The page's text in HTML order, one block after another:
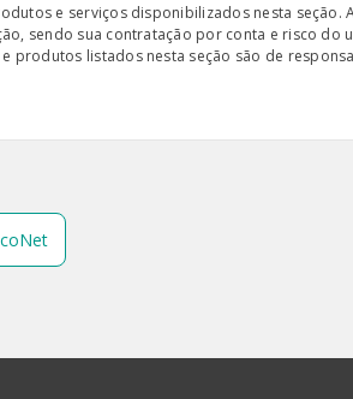
e serviços disponibilizados nesta seção.
sendo sua contratação por conta e risco do
produtos listados nesta seção são de